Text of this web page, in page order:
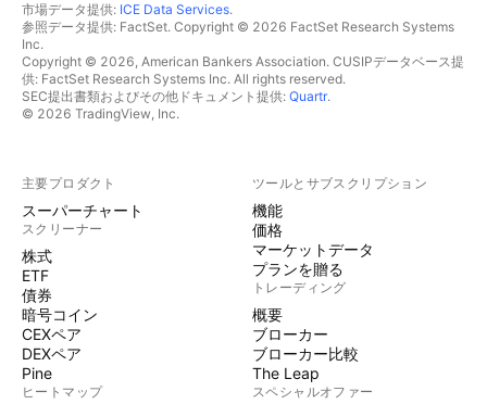
市場データ提供: ICE Data Services.
参照データ提供: FactSet. Copyright © 2026 FactSet Research Systems
Inc.
Copyright © 2026, American Bankers Association. CUSIPデータベース提
供: FactSet Research Systems Inc. All rights reserved.
SEC提出書類およびその他ドキュメント提供: Quartr.
© 2026 TradingView, Inc.
主要プロダクト
スーパーチャート
スクリーナー
株式
ETF
債券
暗号コイン
CEXペア
DEXペア
Pine
ヒートマップ
ツールとサブスクリプション
機能
価格
マーケットデータ
プランを贈る
トレーディング
概要
ブローカー
ブローカー比較
The Leap
スペシャルオファー